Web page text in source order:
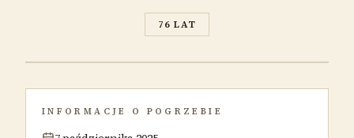
76 LAT
INFORMACJE O POGRZEBIE